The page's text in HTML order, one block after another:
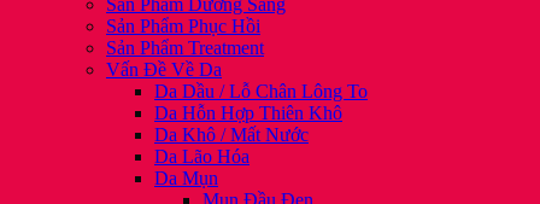
Sản Phẩm Dưỡng Sáng
Sản Phẩm Phục Hồi
Sản Phẩm Treatment
Vấn Đề Về Da
Da Dầu / Lỗ Chân Lông To
Da Hỗn Hợp Thiên Khô
Da Khô / Mất Nước
Da Lão Hóa
Da Mụn
Mụn Đầu Đen